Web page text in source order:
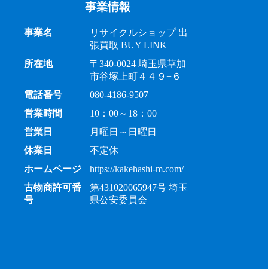
事業情報
事業名
リサイクルショップ 出
張買取 BUY LINK
所在地
〒340-0024 埼玉県草加
市谷塚上町４４９−６
電話番号
080-4186-9507
営業時間
10：00～18：00
営業日
月曜日～日曜日
休業日
不定休
ホームページ
https://kakehashi-m.com/
古物商許可番
号
第431020065947号 埼玉
県公安委員会